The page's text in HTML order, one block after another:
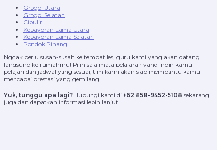
Grogol Utara
Grogol Selatan
Cipulir
Kebayoran Lama Utara
Kebayoran Lama Selatan
Pondok Pinang
Nggak perlu susah-susah ke tempat les, guru kami yang akan datang
langsung ke rumahmu! Pilih saja mata pelajaran yang ingin kamu
pelajari dan jadwal yang sesuai, tim kami akan siap membantu kamu
mencapai prestasi yang gemilang.
Yuk, tunggu apa lagi? Hubungi kami di +62 858-9452-5108 sekarang
juga dan dapatkan informasi lebih lanjut!